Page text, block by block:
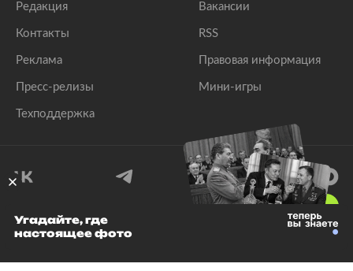
Редакция
Контакты
Реклама
Пресс-релизы
Техподдержка
Вакансии
RSS
Правовая информация
Мини-игры
© 1999–2026 Все права защищены.
Угадайте, где
настоящее фото